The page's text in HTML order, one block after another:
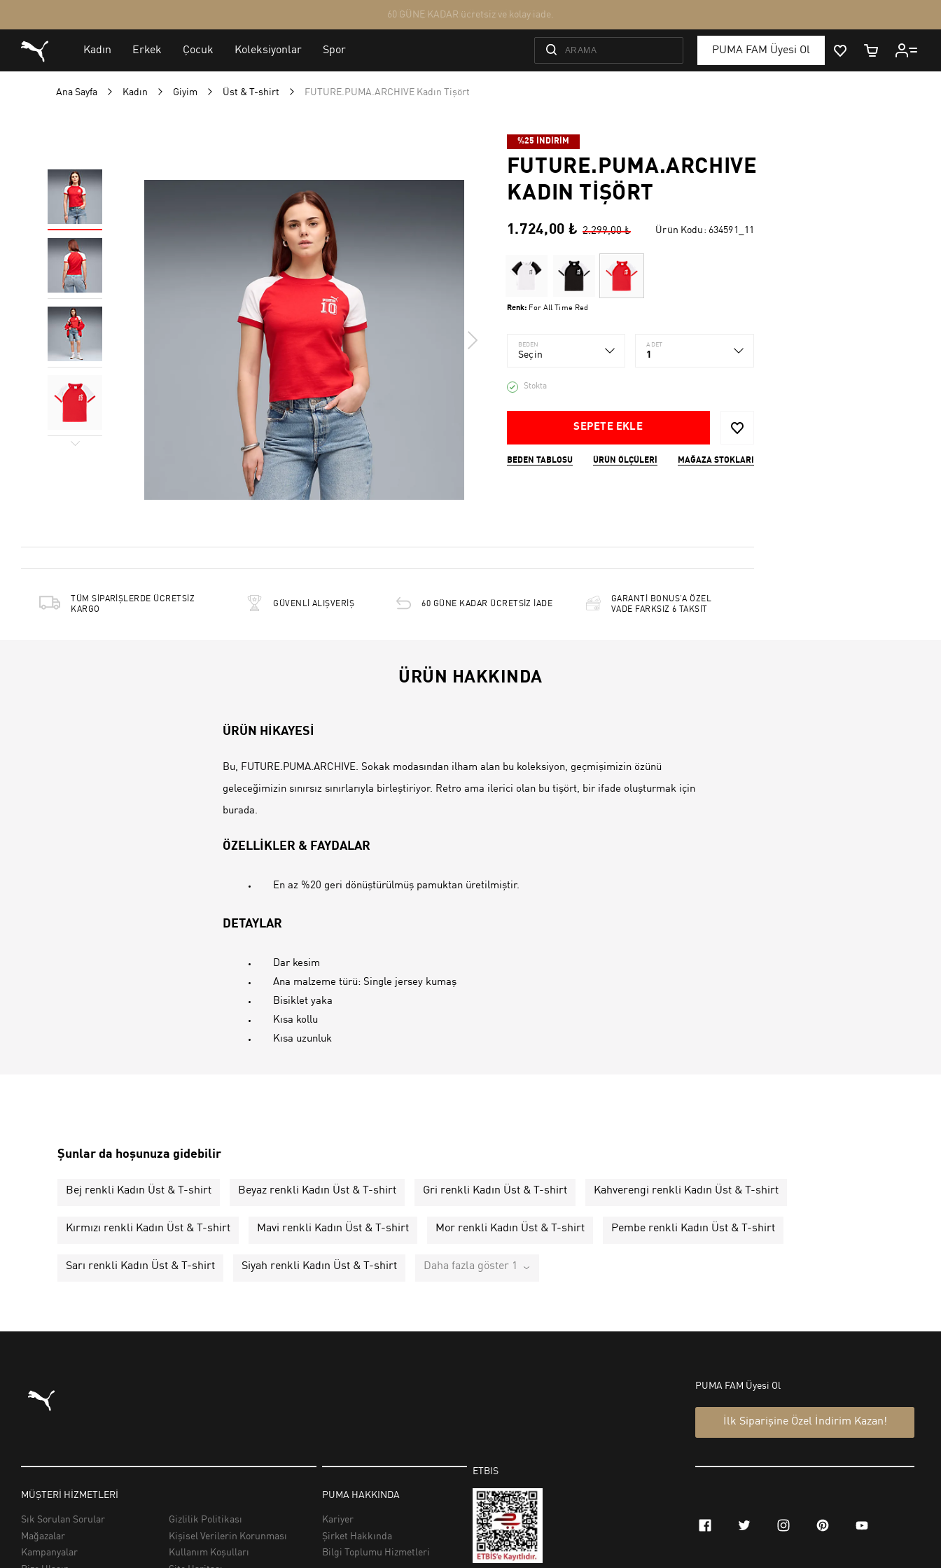
Ana Sayfa Kadın Giyim Üst & T-shirt FUTURE.PUMA.ARCHIVE Kadın Tişört
%25 İNDİRİM
FUTURE.PUMA.ARCHIVE
KADIN TIŞÖRT
1.724,00 ₺ 2.299,00 ₺ Ürün Kodu: 634591_11
Renk: For All Time Red
BEDEN
Seçin
ADET
1
Stokta
SEPETE EKLE
BEDEN TABLOSU ÜRÜN ÖLÇÜLERI MAĞAZA STOKLARI
TÜM SİPARİŞLERDE ÜCRETSİZ
KARGO
GÜVENLİ ALIŞVERİŞ 60 GÜNE KADAR ÜCRETSİZ İADE
GARANTİ BONUS'A ÖZEL
VADE FARKSIZ 6 TAKSİT
ÜRÜN HAKKINDA
ÜRÜN HİKAYESİ
Bu, FUTURE.PUMA.ARCHIVE. Sokak modasından ilham alan bu koleksiyon, geçmişimizin özünü
geleceğimizin sınırsız sınırlarıyla birleştiriyor. Retro ama ilerici olan bu tişört, bir ifade oluşturmak için
burada.
ÖZELLİKLER & FAYDALAR
En az %20 geri dönüştürülmüş pamuktan üretilmiştir.
DETAYLAR
Dar kesim
Ana malzeme türü: Single jersey kumaş
Bisiklet yaka
Kısa kollu
Kısa uzunluk
Şunlar da hoşunuza gidebilir
Bej renkli Kadın Üst & T-shirt Beyaz renkli Kadın Üst & T-shirt Gri renkli Kadın Üst & T-shirt Kahverengi renkli Kadın Üst & T-shirt
Kırmızı renkli Kadın Üst & T-shirt Mavi renkli Kadın Üst & T-shirt Mor renkli Kadın Üst & T-shirt Pembe renkli Kadın Üst & T-shirt
Sarı renkli Kadın Üst & T-shirt Siyah renkli Kadın Üst & T-shirt Daha fazla göster 1